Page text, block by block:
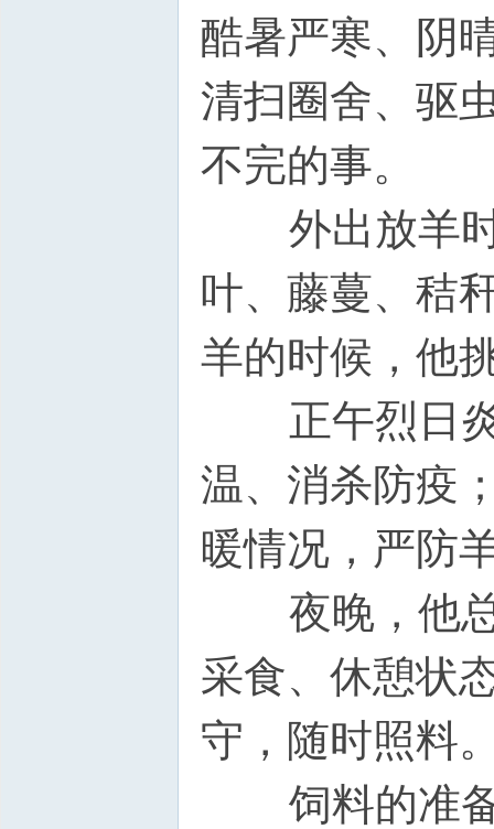
酷暑严寒、阴
清扫圈舍、驱
不完的事。
外出放羊时
叶、藤蔓、秸
羊的时候，他
正午烈日炎
温、消杀防疫
暖情况，严防
夜晚，他总
采食、休憩状
守，随时照料
饲料的准备